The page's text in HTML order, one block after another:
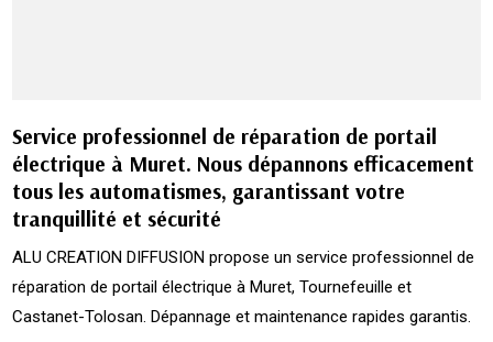
Service professionnel de réparation de portail
électrique à Muret. Nous dépannons efficacement
tous les automatismes, garantissant votre
tranquillité et sécurité
ALU CREATION DIFFUSION propose un service professionnel de
réparation de portail électrique à Muret, Tournefeuille et
Castanet-Tolosan. Dépannage et maintenance rapides garantis.